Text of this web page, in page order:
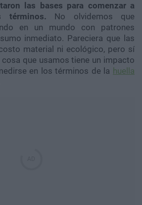
las bases para comenzar a
términos. No olvidemos que
en un mundo con patrones
inmediato. Pareciera que las
material ni ecológico, pero sí
cosa que usamos tiene un impacto
en los términos de la huella